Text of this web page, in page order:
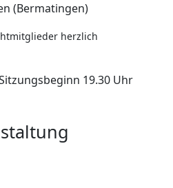
(Bermatingen)
herzlich
19.30 Uhr